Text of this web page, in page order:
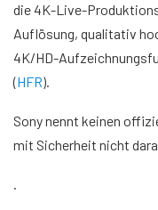
die 4K-Live-
Auflösung, qualitativ
4K/HD-
(HFR).
Sony nennt keinen
mit Sicherheit nicht
.